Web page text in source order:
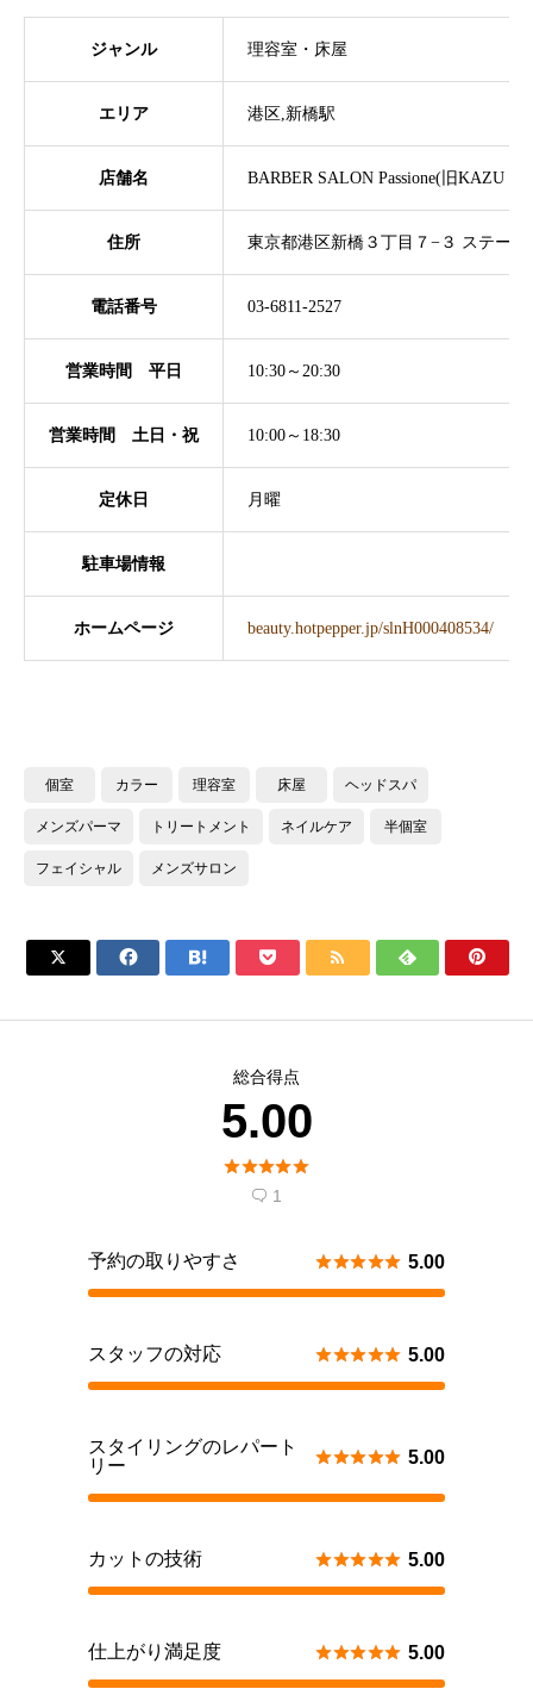
ジャンル 理容室・床屋
エリア 港区,新橋駅
店舗名 BARBER SALON Passione(旧KAZU
住所 東京都港区新橋３丁目７−３ ステージ
電話番号 03-6811-2527
営業時間 平日 10:30～20:30
営業時間 土日・祝 10:00～18:30
定休日 月曜
駐車場情報
ホームページ beauty.hotpepper.jp/slnH000408534/
個室 カラー 理容室 床屋 ヘッドスパ
メンズパーマ トリートメント ネイルケア 半個室
フェイシャル メンズサロン
      
総合得点
5.00

 1
予約の取りやすさ  5.00
スタッフの対応  5.00
スタイリングのレパート
リー
 5.00
カットの技術  5.00
仕上がり満足度  5.00